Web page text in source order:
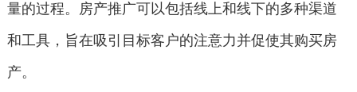
量的过程。房产推广可以包括线上和线下的多种渠道
和工具，旨在吸引目标客户的注意力并促使其购买房
产。